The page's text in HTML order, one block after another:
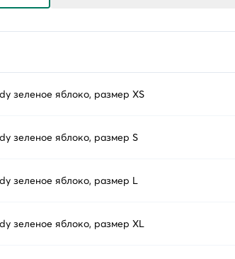
зеленое яблоко, размер XS
зеленое яблоко, размер S
зеленое яблоко, размер L
зеленое яблоко, размер XL